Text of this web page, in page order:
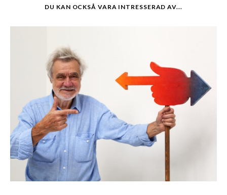
DU KAN OCKSÅ VARA INTRESSERAD AV...